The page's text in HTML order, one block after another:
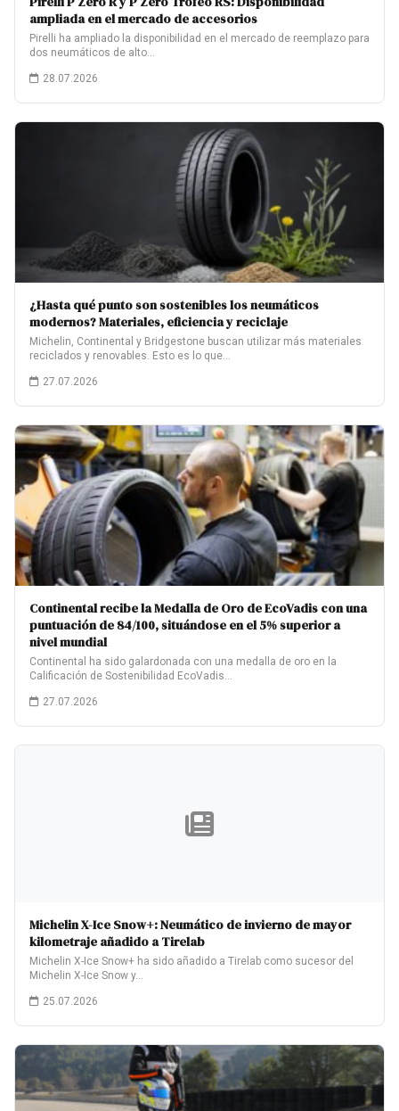
ampliada en el mercado de accesorios
Pirelli ha ampliado la disponibilidad en el mercado de reemplazo para
dos neumáticos de alto…
28.07.2026
¿Hasta qué punto son sostenibles los neumáticos
modernos? Materiales, eficiencia y reciclaje
Michelin, Continental y Bridgestone buscan utilizar más materiales
reciclados y renovables. Esto es lo que…
27.07.2026
Continental recibe la Medalla de Oro de EcoVadis con una
puntuación de 84/100, situándose en el 5% superior a
nivel mundial
Continental ha sido galardonada con una medalla de oro en la
Calificación de Sostenibilidad EcoVadis…
27.07.2026
Michelin X-Ice Snow+: Neumático de invierno de mayor
kilometraje añadido a Tirelab
Michelin X-Ice Snow+ ha sido añadido a Tirelab como sucesor del
Michelin X-Ice Snow y…
25.07.2026